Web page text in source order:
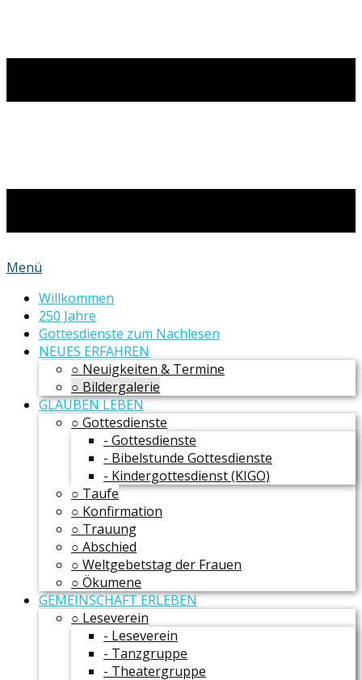
Menü
Willkommen
250 Jahre
Gottesdienste zum Nachlesen
NEUES ERFAHREN
○ Neuigkeiten & Termine
○ Bildergalerie
GLAUBEN LEBEN
○ Gottesdienste
- Gottesdienste
- Bibelstunde Gottesdienste
- Kindergottesdienst (KIGO)
○ Taufe
○ Konfirmation
○ Trauung
○ Abschied
○ Weltgebetstag der Frauen
○ Ökumene
GEMEINSCHAFT ERLEBEN
○ Leseverein
- Leseverein
- Tanzgruppe
- Theatergruppe